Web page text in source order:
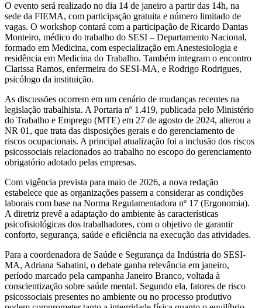
O evento será realizado no dia 14 de janeiro a partir das 14h, na
sede da FIEMA, com participação gratuita e número limitado de
vagas. O workshop contará com a participação de Ricardo Dantas
Monteiro, médico do trabalho do SESI – Departamento Nacional,
formado em Medicina, com especialização em Anestesiologia e
residência em Medicina do Trabalho. Também integram o encontro
Clarissa Ramos, enfermeira do SESI-MA, e Rodrigo Rodrigues,
psicólogo da instituição.
As discussões ocorrem em um cenário de mudanças recentes na
legislação trabalhista. A Portaria nº 1.419, publicada pelo Ministério
do Trabalho e Emprego (MTE) em 27 de agosto de 2024, alterou a
NR 01, que trata das disposições gerais e do gerenciamento de
riscos ocupacionais. A principal atualização foi a inclusão dos riscos
psicossociais relacionados ao trabalho no escopo do gerenciamento
obrigatório adotado pelas empresas.
Com vigência prevista para maio de 2026, a nova redação
estabelece que as organizações passem a considerar as condições
laborais com base na Norma Regulamentadora nº 17 (Ergonomia).
A diretriz prevê a adaptação do ambiente às características
psicofisiológicas dos trabalhadores, com o objetivo de garantir
conforto, segurança, saúde e eficiência na execução das atividades.
Para a coordenadora de Saúde e Segurança da Indústria do SESI-
MA, Adriana Sabatini, o debate ganha relevância em janeiro,
período marcado pela campanha Janeiro Branco, voltada à
conscientização sobre saúde mental. Segundo ela, fatores de risco
psicossociais presentes no ambiente ou no processo produtivo